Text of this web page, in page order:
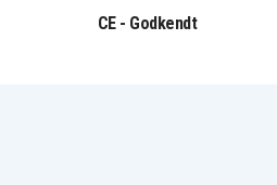
CE - Godkendt